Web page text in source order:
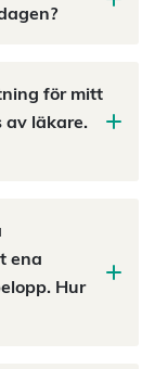
för mitt
av läkare.
ena
Hur